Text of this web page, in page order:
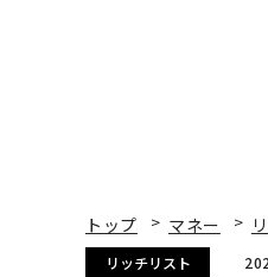
トップ マネー
リッチリスト